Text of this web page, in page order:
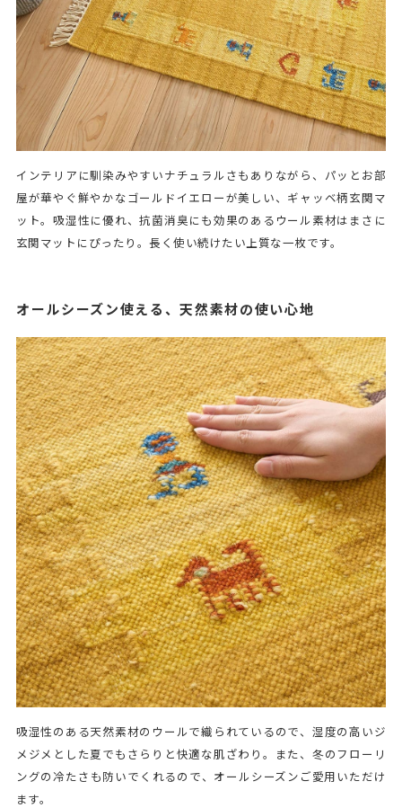
インテリアに馴染みやすいナチュラルさもありながら、パッとお部
屋が華やぐ鮮やかなゴールドイエローが美しい、ギャッベ柄玄関マ
ット。吸湿性に優れ、抗菌消臭にも効果のあるウール素材はまさに
玄関マットにぴったり。長く使い続けたい上質な一枚です。
オールシーズン使える、天然素材の使い心地
吸湿性のある天然素材のウールで織られているので、湿度の高いジ
メジメとした夏でもさらりと快適な肌ざわり。また、冬のフローリ
ングの冷たさも防いでくれるので、オールシーズンご愛用いただけ
ます。